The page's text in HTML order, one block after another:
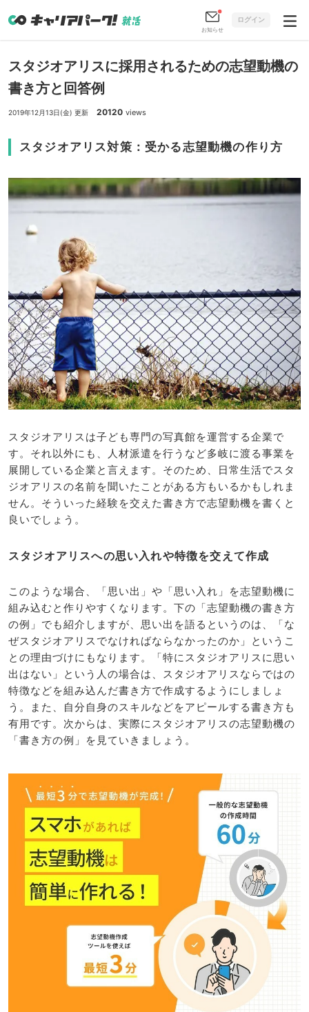
お知らせ
ログイン
スタジオアリスに採用されるための志望動機の
書き方と回答例
2019年12月13日(金) 更新 20120 views
スタジオアリス対策：受かる志望動機の作り方
スタジオアリスは子ども専門の写真館を運営する企業で
す。それ以外にも、人材派遣を行うなど多岐に渡る事業を
展開している企業と言えます。そのため、日常生活でスタ
ジオアリスの名前を聞いたことがある方もいるかもしれま
せん。そういった経験を交えた書き方で志望動機を書くと
良いでしょう。
スタジオアリスへの思い入れや特徴を交えて作成
このような場合、「思い出」や「思い入れ」を志望動機に
組み込むと作りやすくなります。下の「志望動機の書き方
の例」でも紹介しますが、思い出を語るというのは、「な
ぜスタジオアリスでなければならなかったのか」というこ
との理由づけにもなります。「特にスタジオアリスに思い
出はない」という人の場合は、スタジオアリスならではの
特徴などを組み込んだ書き方で作成するようにしましょ
う。また、自分自身のスキルなどをアピールする書き方も
有用です。次からは、実際にスタジオアリスの志望動機の
「書き方の例」を見ていきましょう。